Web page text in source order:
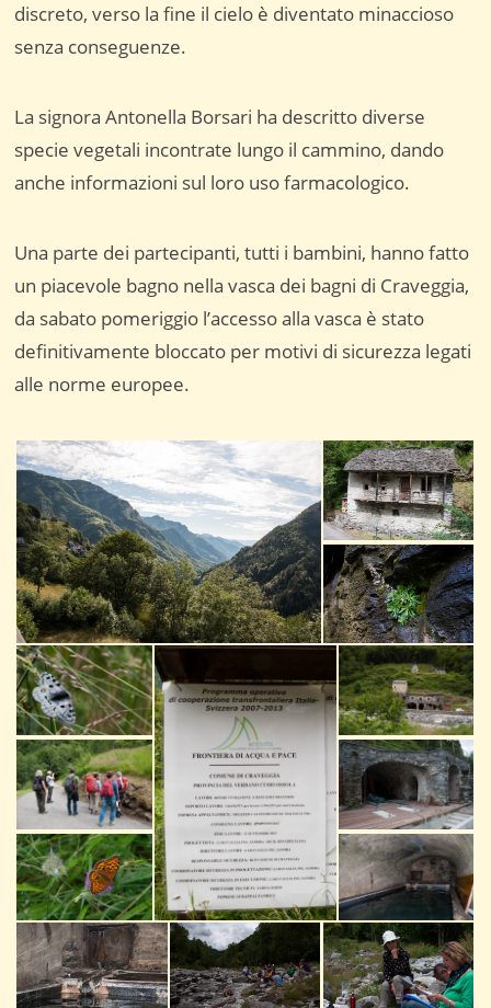
discreto, verso la fine il cielo è diventato minaccioso
senza conseguenze.
La signora Antonella Borsari ha descritto diverse
specie vegetali incontrate lungo il cammino, dando
anche informazioni sul loro uso farmacologico.
Una parte dei partecipanti, tutti i bambini, hanno fatto
un piacevole bagno nella vasca dei bagni di Craveggia,
da sabato pomeriggio l’accesso alla vasca è stato
definitivamente bloccato per motivi di sicurezza legati
alle norme europee.